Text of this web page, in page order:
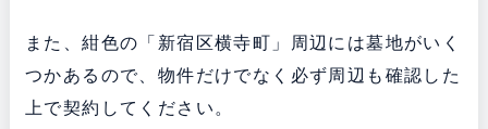
また、紺色の「新宿区横寺町」周辺には墓地がいく
つかあるので、物件だけでなく必ず周辺も確認した
上で契約してください。